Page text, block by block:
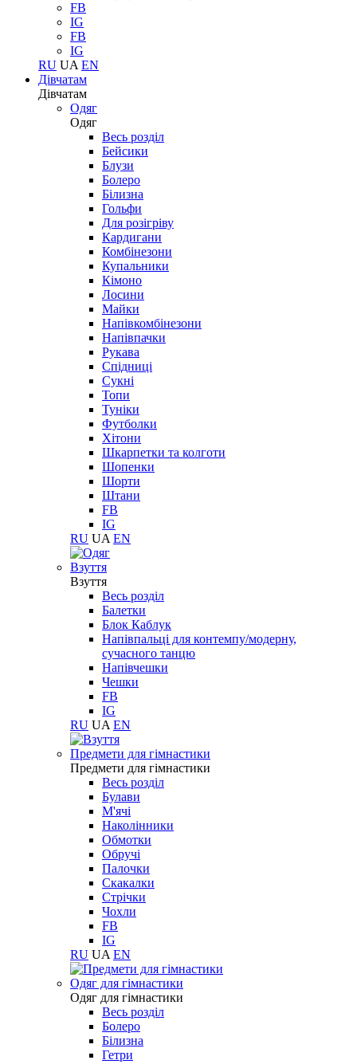
FB
IG
FB
IG
RU UA EN
Дівчатам
Дівчатам
Одяг
Одяг
Весь розділ
Бейсики
Блузи
Болеро
Білизна
Гольфи
Для розігріву
Кардигани
Комбінезони
Купальники
Кімоно
Лосини
Майки
Напівкомбінезони
Напівпачки
Рукава
Спідниці
Сукні
Топи
Туніки
Футболки
Хітони
Шкарпетки та колготи
Шопенки
Шорти
Штани
FB
IG
RU UA EN
Взуття
Взуття
Весь розділ
Балетки
Блок Каблук
Напівпальці для контемпу/модерну,
сучасного танцю
Напівчешки
Чешки
FB
IG
RU UA EN
Предмети для гімнастики
Предмети для гімнастики
Весь розділ
Булави
М'ячі
Наколінники
Обмотки
Обручі
Палочки
Скакалки
Стрічки
Чохли
FB
IG
RU UA EN
Одяг для гімнастики
Одяг для гімнастики
Весь розділ
Болеро
Білизна
Гетри